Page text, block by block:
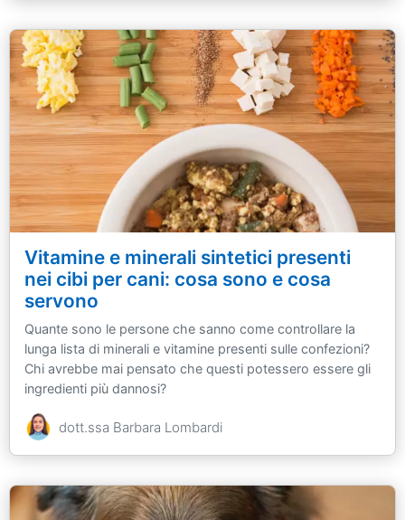
Vitamine e minerali sintetici presenti
nei cibi per cani: cosa sono e cosa
servono
Quante sono le persone che sanno come controllare la
lunga lista di minerali e vitamine presenti sulle confezioni?
Chi avrebbe mai pensato che questi potessero essere gli
ingredienti più dannosi?
dott.ssa Barbara Lombardi